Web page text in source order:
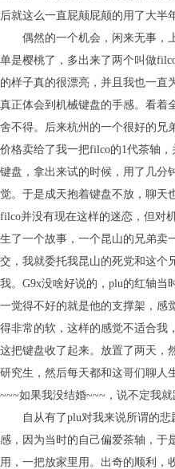
后就这么一直屁颠屁颠的用了大半
偶然的一个机会，闲来无事，
单是樱桃了，多出来了两个叫做
的样子真的很漂亮，并且我也一直
真正体会到机械键盘的手感。看着
舍不得。后来杭州的一个很好的兄
价格卖给了我一把filco的1代茶轴
键盘，拿出来试的时候，用了几分
觉。于是成天抱着键盘不放，聊天
filco并没有现在这样的迷恋，但对
生了一个故事，一个昆山的兄弟卖
交，我就委托我昆山的死党和这个
我。G9x没啥好说的，plu的红轴当
一觉得不好的就是他的支撑架，感
得非常的软，这样的感觉不适合我
这把键盘收了起来。放置了两天，
研究生，然后每天都和这哥们聊人
~~~如果我没结婚~~~，说不定我就
自从有了plu对我来说所谓的
感，因为当时的自己偏爱茶轴，于
用，一把放家里用。出奇的顺利，